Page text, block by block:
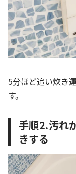
5分ほど追い炊き
す。
手順⒉汚れ
きする